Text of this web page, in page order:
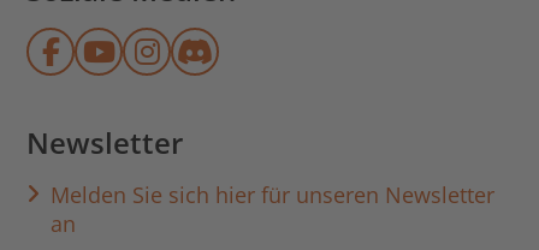
Münchner Stadtbibliothek auf
Münchner Stadtbibliothek auf
Münchner Stadtbibliothek
Münchner
Newsletter
Melden Sie sich hier für unseren Newsletter
an